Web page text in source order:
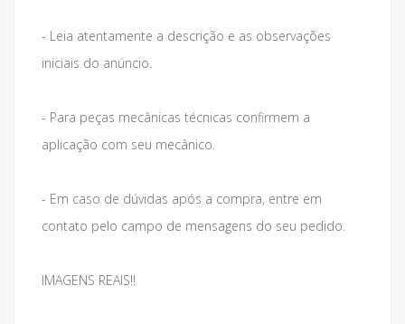
- Leia atentamente a descrição e as observações
iniciais do anúncio.
- Para peças mecânicas técnicas confirmem a
aplicação com seu mecânico.
- Em caso de dúvidas após a compra, entre em
contato pelo campo de mensagens do seu pedido.
IMAGENS REAIS!!